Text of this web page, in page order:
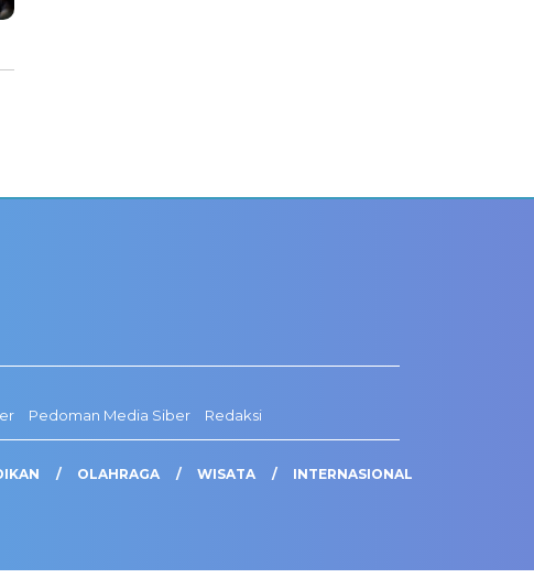
Pedoman Media Siber Redaksi
OLAHRAGA WISATA INTERNASIONAL